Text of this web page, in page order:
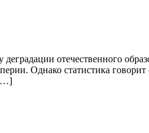
отечественного
Однако статистика говорит
[…]